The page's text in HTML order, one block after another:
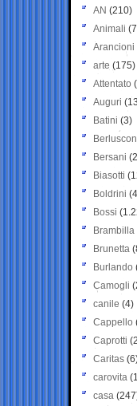
AN (210)
Animali
Arancioni
arte (175)
Attentato
Auguri
Batini (3)
Bersani
Biasotti
Boldrini
Bossi
Brambilla
Brunetta
Burlando
Camogli
canile (4)
Cappello
Caprotti
Caritas
carovita
casa